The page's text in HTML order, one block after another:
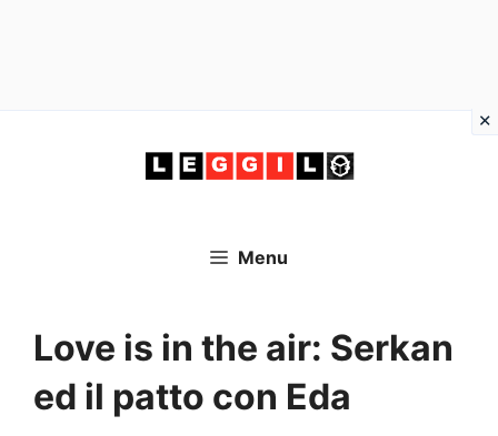
Menu
Love is in the air: Serkan
ed il patto con Eda